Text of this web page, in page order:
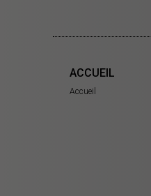
ACCUEIL
Accueil